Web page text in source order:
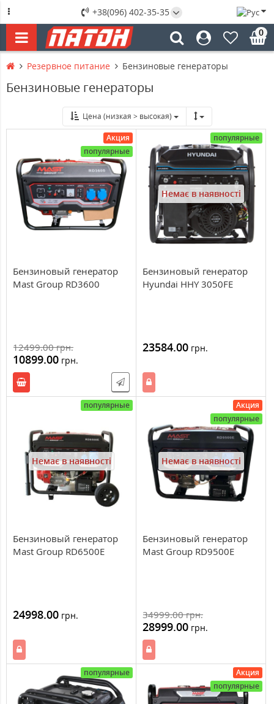
+38(096) 402-35-35
0
Резервное питание Бензиновые генераторы
Бензиновые генераторы
Цена (низкая > высокая)
Акция
популярные
Бензиновый генератор
Mast Group RD3600
12499.00грн.
10899.00 грн.
популярные
Немає в наявності
Бензиновый генератор
Hyundai HHY 3050FЕ
23584.00 грн.
популярные
Немає в наявності
Бензиновый генератор
Mast Group RD6500E
24998.00 грн.
Акция
популярные
Немає в наявності
Бензиновый генератор
Mast Group RD9500E
34999.00грн.
28999.00 грн.
популярные
Акция
популярные